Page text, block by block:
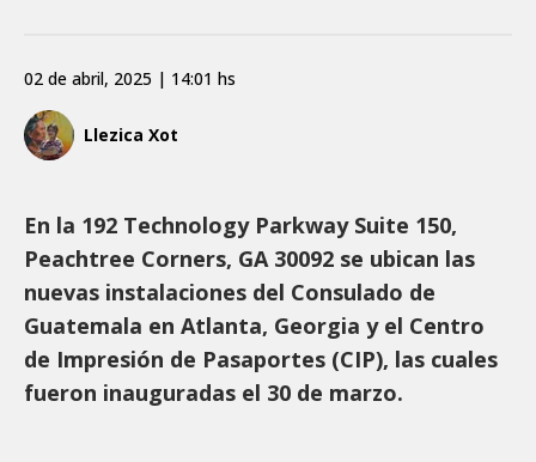
Llezica Xot
02 de abril, 2025 | 14:01 hs
En la 192 Technology Parkway Suite 150,
Peachtree Corners, GA 30092 se ubican las
nuevas instalaciones del Consulado de
Guatemala en Atlanta, Georgia y el Centro
de Impresión de Pasaportes (CIP), las cuales
fueron inauguradas el 30 de marzo.